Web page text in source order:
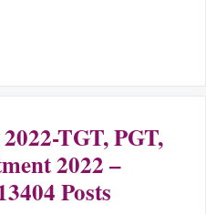
TGT, PGT,
2022 –
Posts